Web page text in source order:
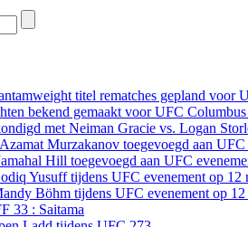
titel rematches gepland voor
bekend gemaakt voor UFC
met Neiman Gracie vs. Logan
Murzakanov toegevoegd aan UFC
Hill toegevoegd aan UFC
Yusuff tijdens UFC evenement op 12
Böhm tijdens UFC evenement op 12
33 : Saitama